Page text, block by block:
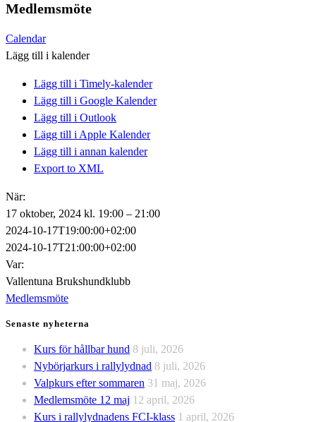
Medlemsmöte
Calendar
Lägg till i kalender
Lägg till i Timely-kalender
Lägg till i Google Kalender
Lägg till i Outlook
Lägg till i Apple Kalender
Lägg till i annan kalender
Export to XML
När:
17 oktober, 2024 kl. 19:00 – 21:00
2024-10-17T19:00:00+02:00
2024-10-17T21:00:00+02:00
Var:
Vallentuna Brukshundklubb
Medlemsmöte
Senaste nyheterna
Kurs för hållbar hund 8 juli, 2026
Nybörjarkurs i rallylydnad 8 juli, 2026
Valpkurs efter sommaren 31 maj, 2026
Medlemsmöte 12 maj 12 april, 2026
Kurs i rallylydnadens FCI-klass 1 april, 2026